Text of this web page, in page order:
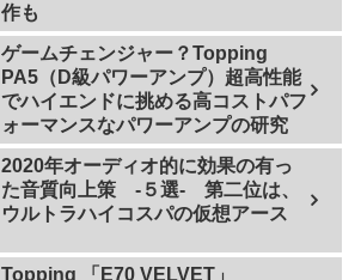
作も
ゲームチェンジャー？Topping
PA5（D級パワーアンプ）超高性能
でハイエンドに挑める高コストパフ
ォーマンスなパワーアンプの研究
2020年オーディオ的に効果の有っ
た音質向上策 -５選- 第二位は、
ウルトラハイコスパの仮想アース
Topping 「E70 VELVET」